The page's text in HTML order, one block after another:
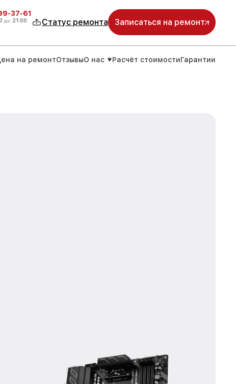
37-61
до 21:00 Статус ремонта Записаться на ремонт
на ремонтОтзывыО нас Расчёт стоимостиГарантии